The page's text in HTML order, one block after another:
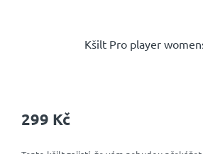
Kšilt Pro player
produktu
299 Kč